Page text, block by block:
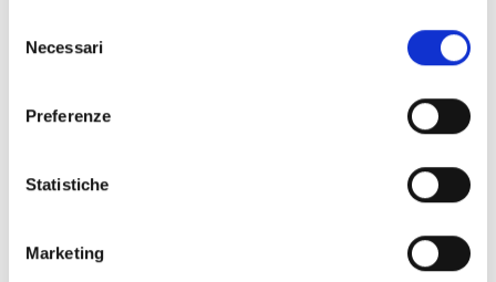
delNecessari
Preferenze
Statistiche
Marketing
prime istanze:
Per i dettagli sulle varie fasce di cui sopra, si veda la
I progetti devono presentare un budget
non inferiore